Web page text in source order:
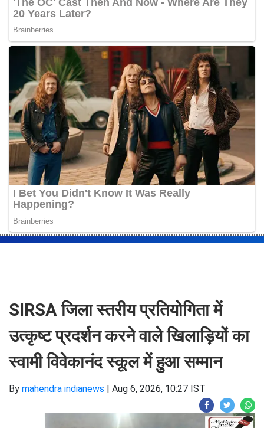
SIRSA जिला स्तरीय प्रतियोगिता में
उत्कृष्ट प्रदर्शन करने वाले खिलाड़ियों का
स्वामी विवेकानंद स्कूल में हुआ सम्मान
By mahendra indianews Aug 6, 2026, 10:27 IST